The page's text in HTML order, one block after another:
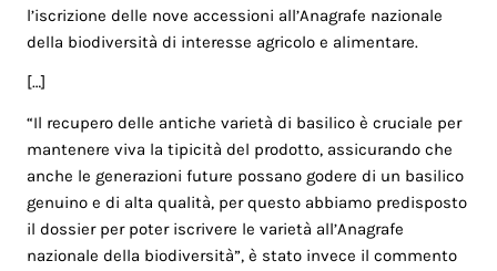
l’iscrizione delle nove accessioni all’Anagrafe nazionale
della biodiversità di interesse agricolo e alimentare.
[…]
“Il recupero delle antiche varietà di basilico è cruciale per
mantenere viva la tipicità del prodotto, assicurando che
anche le generazioni future possano godere di un basilico
genuino e di alta qualità, per questo abbiamo predisposto
il dossier per poter iscrivere le varietà all’Anagrafe
nazionale della biodiversità”, è stato invece il commento